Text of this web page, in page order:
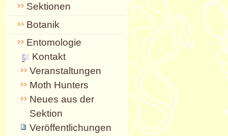
Sektionen
Botanik
Entomologie
Kontakt
Veranstaltungen
Moth Hunters
Neues aus der
Sektion
Veröffentlichungen